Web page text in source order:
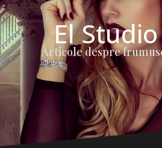
El
Articole despre